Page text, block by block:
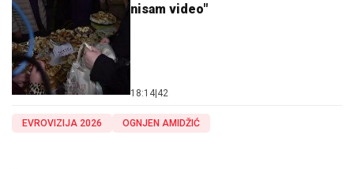
nisam video"
18:14|42
EVROVIZIJA 2026 OGNJEN AMIDŽIĆ